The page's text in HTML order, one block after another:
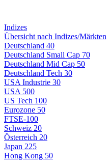
Indizes
Übersicht nach Indizes/Märkten
Deutschland 40
Deutschland Small Cap 70
Deutschland Mid Cap 50
Deutschland Tech 30
USA Industrie 30
USA 500
US Tech 100
Eurozone 50
FTSE-100
Schweiz 20
Österreich 20
Japan 225
Hong Kong 50